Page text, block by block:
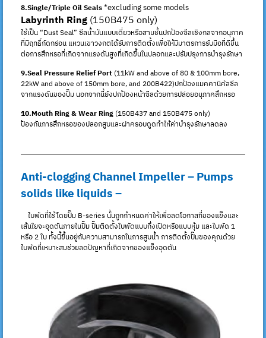
8.Single/Triple Oil Seals*excluding some models
Labyrinth Ring(150B475 only)
ใช้เป็น “Dust Seal” ซีลน้ำมันแบบเดี่ยวหรือสามชั้นปกป้องซีลเชิงกลจากอนุภาค
ที่มีฤทธิ์กัดกร่อน แหวนเขาวงกตได้รับการติดตั้งเพื่อให้มีมาตรการรับมือที่ดีขึ้น
ต่อการสึกหรอที่เกิดจากแรงดันสูงที่เกิดขึ้นในปลอกและปรับปรุงการบำรุงรักษา
9.Seal Pressure Relief Port (11kW and above of 80 & 100mm bore,
22kW and above of 150mm bore, and 200B422)ปกป้องแมคคานิคัลซีล
จากแรงดันของปั๊ม นอกจากนี้ยังปกป้องหน้าซีลด้วยการปล่อยอนุภาคสึกหรอ
10.Mouth Ring & Wear Ring (150B437 and 150B475 only)
ป้องกันการสึกหรอของปลอกสูบและฝาครอบดูดทำให้ค่าบำรุงรักษาลดลง
Anti-clogging Channel Impeller – Pumps
solids like liquids –
ใบพัดที่ใช้โดยปั๊ม B-series นั้นถูกกำหนดค่าให้เพื่อลดโอกาสที่ของแข็งและ
เส้นใยจะอุดตันภายในปั๊ม ปั๊มติดตั้งใบพัดแบบกึ่งเปิดหรือแบบหุ้ม และใบพัด 1
หรือ 2 ใบ ทั้งนี้ขึ้นอยู่กับความสามารถในการสูบน้ำ การติดตั้งปั๊มของคุณด้วย
ใบพัดที่เหมาะสมช่วยลดปัญหาที่เกิดจากของแข็งอุดตัน